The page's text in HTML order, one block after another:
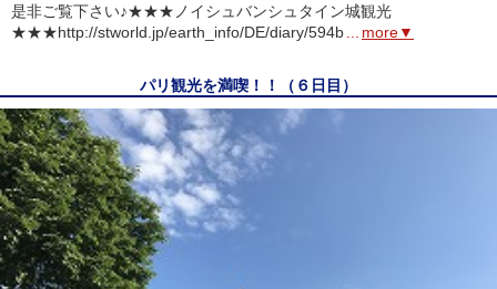
是非ご覧下さい♪★★★ノイシュバンシュタイン城観光
★★★http://stworld.jp/earth_info/DE/diary/594b
more▼
パリ観光を満喫！！（６日目）